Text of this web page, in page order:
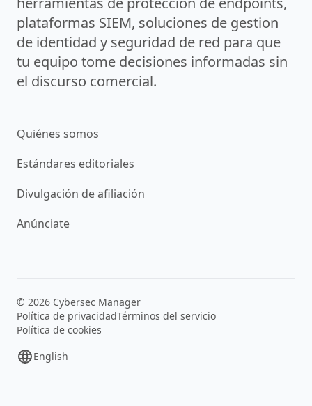
plataformas SIEM, soluciones de gestion
de identidad y seguridad de red para que
tu equipo tome decisiones informadas sin
el discurso comercial.
Quiénes somos
Estándares editoriales
Divulgación de afiliación
Anúnciate
© 2026 Cybersec Manager
Política de privacidadTérminos del servicio
Política de cookies
English